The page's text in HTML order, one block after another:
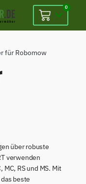
0
für Robomow
über robuste
verwenden
RS und MS. Mit
beste